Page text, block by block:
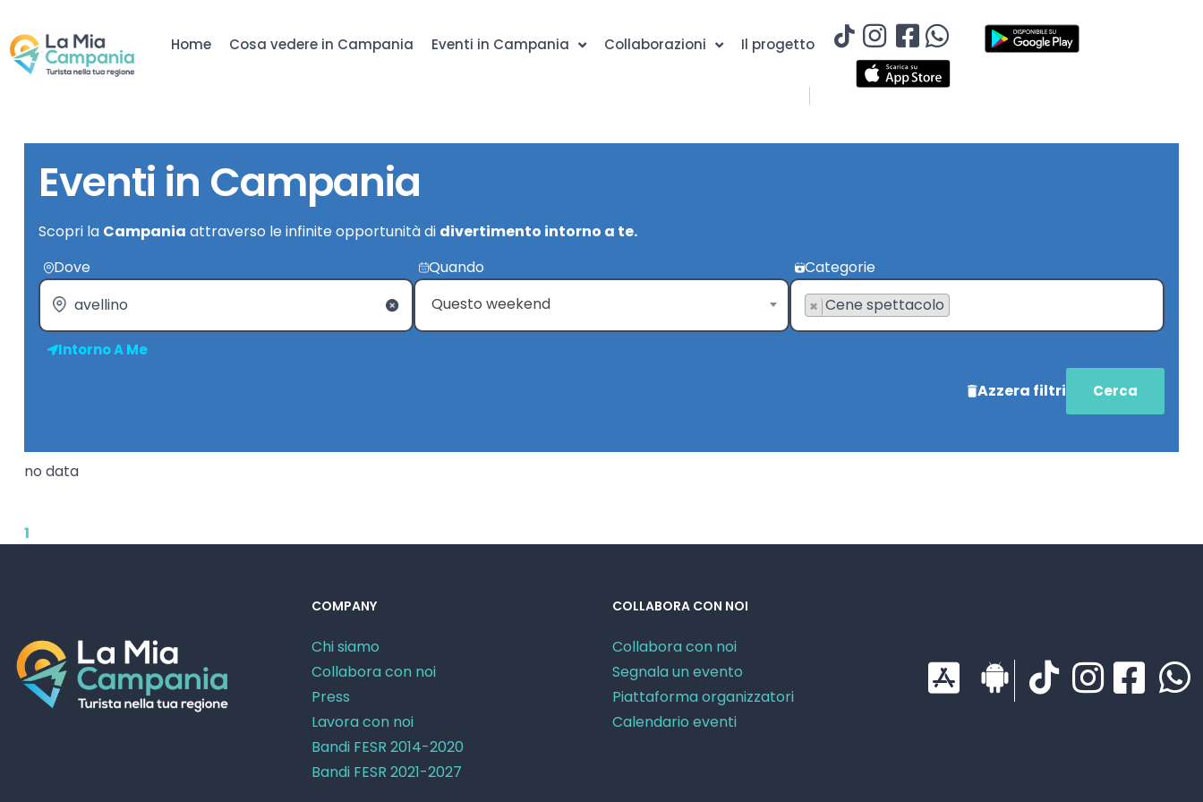
Home Cosa vedere in Campania Eventi in Campania Collaborazioni Il progetto
Eventi in Campania
Scopri la Campania attraverso le infinite opportunità di divertimento intorno a te.
Dove
Intorno A Me
Quando
Questo weekend
Categorie
× Cene spettacolo
Azzera filtri
no data
1
COMPANY
Chi siamo
Collabora con noi
Press
Lavora con noi
Bandi FESR 2014-2020
Bandi FESR 2021-2027
COLLABORA CON NOI
Collabora con noi
Segnala un evento
Piattaforma organizzatori
Calendario eventi